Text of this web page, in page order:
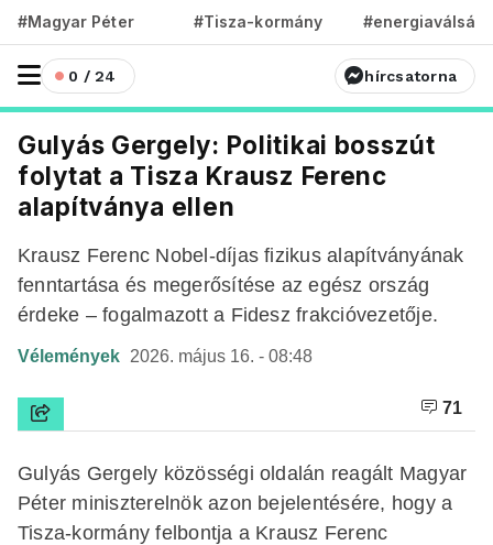
#Magyar Péter #Tisza-kormány #energiaválság
0 / 24 hírcsatorna
Gulyás Gergely: Politikai bosszút
folytat a Tisza Krausz Ferenc
alapítványa ellen
Krausz Ferenc Nobel-díjas fizikus alapítványának
fenntartása és megerősítése az egész ország
érdeke – fogalmazott a Fidesz frakcióvezetője.
Vélemények 2026. május 16. - 08:48
71
Gulyás Gergely közösségi oldalán reagált Magyar
Péter miniszterelnök azon bejelentésére, hogy a
Tisza-kormány felbontja a Krausz Ferenc